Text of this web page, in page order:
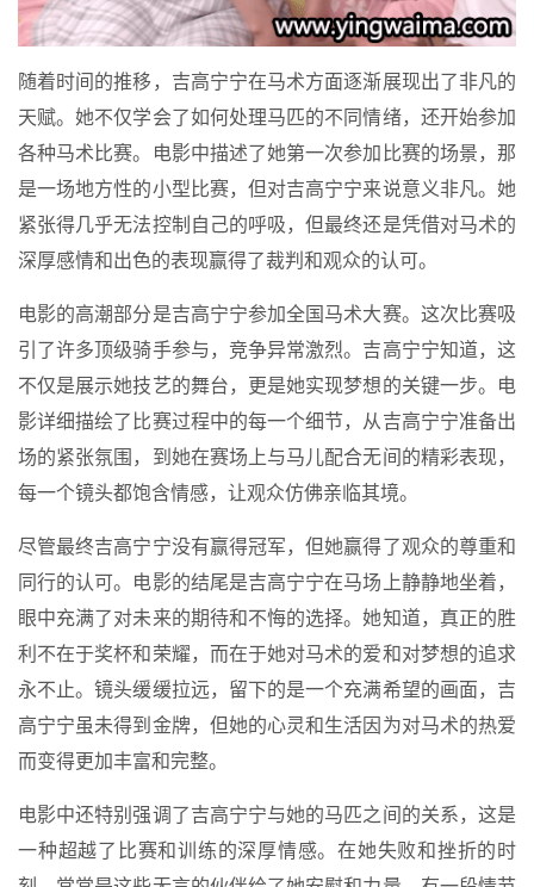
随着时间的推移，吉高宁宁在马术方面逐渐展现出了非凡的
天赋。她不仅学会了如何处理马匹的不同情绪，还开始参加
各种马术比赛。电影中描述了她第一次参加比赛的场景，那
是一场地方性的小型比赛，但对吉高宁宁来说意义非凡。她
紧张得几乎无法控制自己的呼吸，但最终还是凭借对马术的
深厚感情和出色的表现赢得了裁判和观众的认可。
电影的高潮部分是吉高宁宁参加全国马术大赛。这次比赛吸
引了许多顶级骑手参与，竞争异常激烈。吉高宁宁知道，这
不仅是展示她技艺的舞台，更是她实现梦想的关键一步。电
影详细描绘了比赛过程中的每一个细节，从吉高宁宁准备出
场的紧张氛围，到她在赛场上与马儿配合无间的精彩表现，
每一个镜头都饱含情感，让观众仿佛亲临其境。
尽管最终吉高宁宁没有赢得冠军，但她赢得了观众的尊重和
同行的认可。电影的结尾是吉高宁宁在马场上静静地坐着，
眼中充满了对未来的期待和不悔的选择。她知道，真正的胜
利不在于奖杯和荣耀，而在于她对马术的爱和对梦想的追求
永不止。镜头缓缓拉远，留下的是一个充满希望的画面，吉
高宁宁虽未得到金牌，但她的心灵和生活因为对马术的热爱
而变得更加丰富和完整。
电影中还特别强调了吉高宁宁与她的马匹之间的关系，这是
一种超越了比赛和训练的深厚情感。在她失败和挫折的时